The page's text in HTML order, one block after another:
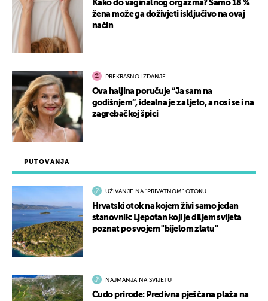
PUTOVANJA
UŽIVANJE NA "PRIVATNOM" OTOKU
Hrvatski otok na kojem živi samo jedan
stanovnik: Ljepotan koji je diljem svijeta
poznat po svojem "bijelom zlatu"
NAJMANJA NA SVIJETU
Čudo prirode: Predivna pješčana plaža na
Kako do vaginalnog orgazma? Samo 18 %
žena može ga doživjeti isključivo na ovaj
način
PREKRASNO IZDANJE
Ova haljina poručuje “Ja sam na
godišnjem”, idealna je za ljeto, a nosi se i na
zagrebačkoj špici